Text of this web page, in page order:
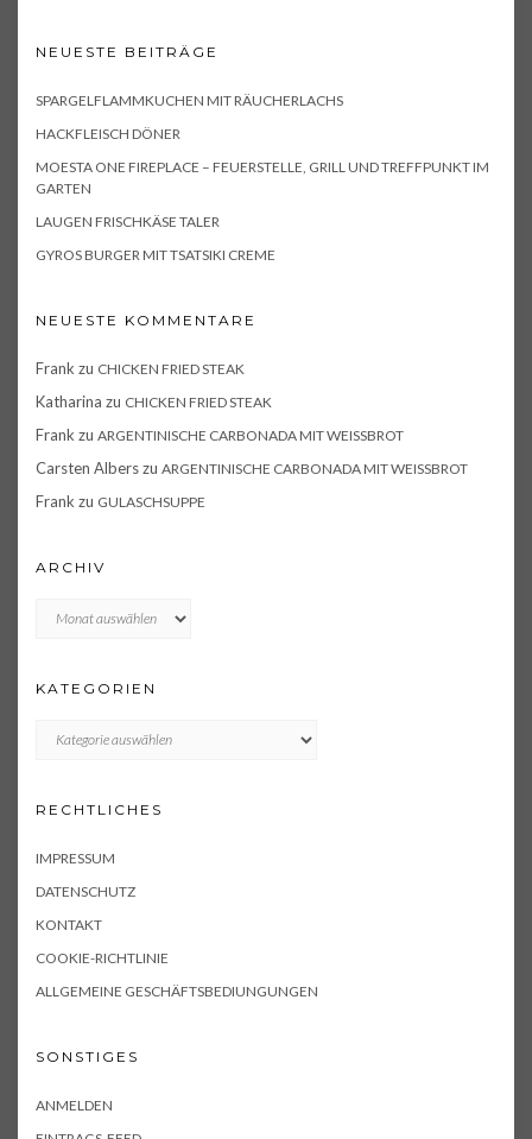
NEUESTE BEITRÄGE
SPARGELFLAMMKUCHEN MIT RÄUCHERLACHS
HACKFLEISCH DÖNER
MOESTA ONE FIREPLACE – FEUERSTELLE, GRILL UND TREFFPUNKT IM
GARTEN
LAUGEN FRISCHKÄSE TALER
GYROS BURGER MIT TSATSIKI CREME
NEUESTE KOMMENTARE
Frank zu CHICKEN FRIED STEAK
Katharina zu CHICKEN FRIED STEAK
Frank zu ARGENTINISCHE CARBONADA MIT WEISSBROT
Carsten Alberszu ARGENTINISCHE CARBONADA MIT WEISSBROT
Frank zu GULASCHSUPPE
ARCHIV
KATEGORIEN
RECHTLICHES
IMPRESSUM
DATENSCHUTZ
KONTAKT
COOKIE-RICHTLINIE
ALLGEMEINE GESCHÄFTSBEDIUNGUNGEN
SONSTIGES
ANMELDEN